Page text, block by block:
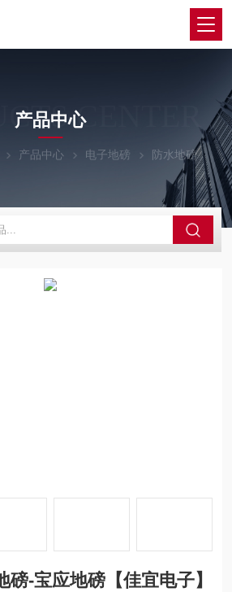
CENTER
产品中心
产品中心 电子地磅 防水地磅
磅-宝应地磅【佳宜电子】